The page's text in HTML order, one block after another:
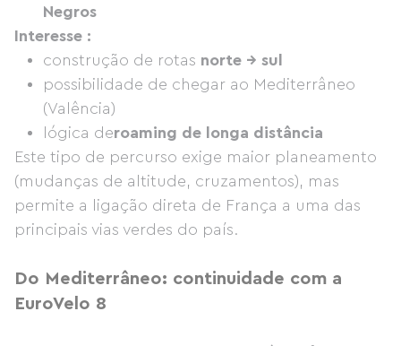
Negros
Interesse :
construção de rotas norte → sul
possibilidade de chegar ao Mediterrâneo
(Valência)
lógica deroaming de longa distância
Este tipo de percurso exige maior planeamento
(mudanças de altitude, cruzamentos), mas
permite a ligação direta de França a uma das
principais vias verdes do país.
Do Mediterrâneo: continuidade com a
EuroVelo 8